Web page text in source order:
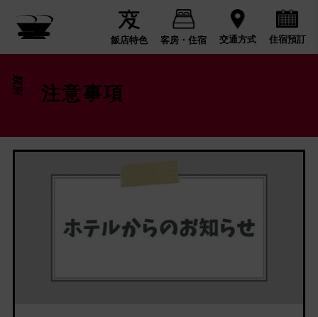
飯店特色 客房・住宿 交通方式 住宿預訂
類別 注意事項